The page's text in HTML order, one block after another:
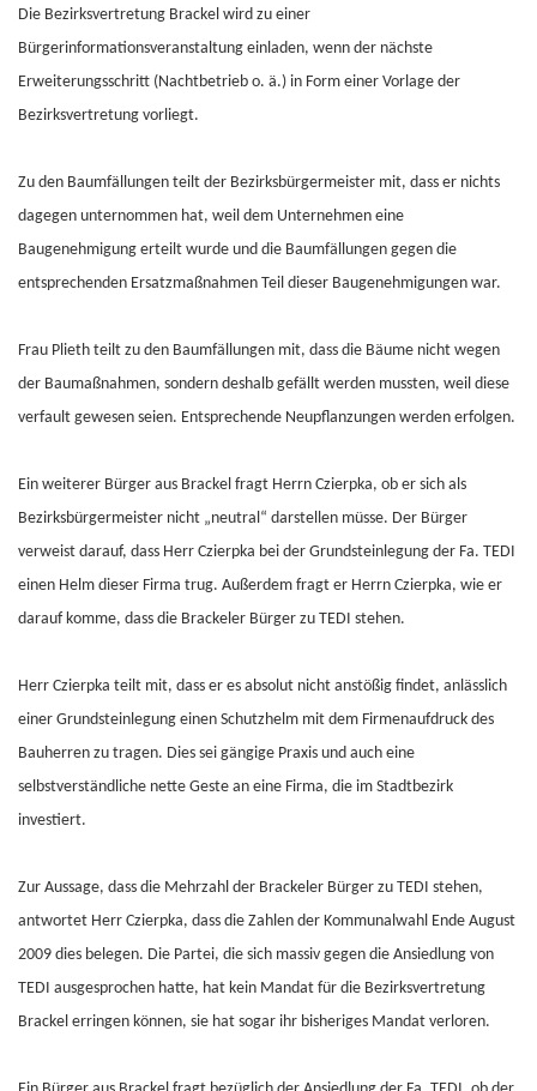
Die Bezirksvertretung Brackel wird zu einer
Bürgerinformationsveranstaltung einladen, wenn der nächste
Erweiterungsschritt (Nachtbetrieb o. ä.) in Form einer Vorlage der
Bezirksvertretung vorliegt.
Zu den Baumfällungen teilt der Bezirksbürgermeister mit, dass er nichts
dagegen unternommen hat, weil dem Unternehmen eine
Baugenehmigung erteilt wurde und die Baumfällungen gegen die
entsprechenden Ersatzmaßnahmen Teil dieser Baugenehmigungen war.
Frau Plieth teilt zu den Baumfällungen mit, dass die Bäume nicht wegen
der Baumaßnahmen, sondern deshalb gefällt werden mussten, weil diese
verfault gewesen seien. Entsprechende Neupflanzungen werden erfolgen.
Ein weiterer Bürger aus Brackel fragt Herrn Czierpka, ob er sich als
Bezirksbürgermeister nicht „neutral“ darstellen müsse. Der Bürger
verweist darauf, dass Herr Czierpka bei der Grundsteinlegung der Fa. TEDI
einen Helm dieser Firma trug. Außerdem fragt er Herrn Czierpka, wie er
darauf komme, dass die Brackeler Bürger zu TEDI stehen.
Herr Czierpka teilt mit, dass er es absolut nicht anstößig findet, anlässlich
einer Grundsteinlegung einen Schutzhelm mit dem Firmenaufdruck des
Bauherren zu tragen. Dies sei gängige Praxis und auch eine
selbstverständliche nette Geste an eine Firma, die im Stadtbezirk
investiert.
Zur Aussage, dass die Mehrzahl der Brackeler Bürger zu TEDI stehen,
antwortet Herr Czierpka, dass die Zahlen der Kommunalwahl Ende August
2009 dies belegen. Die Partei, die sich massiv gegen die Ansiedlung von
TEDI ausgesprochen hatte, hat kein Mandat für die Bezirksvertretung
Brackel erringen können, sie hat sogar ihr bisheriges Mandat verloren.